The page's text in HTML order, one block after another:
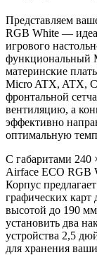
Представляем
RGB White —
игрового
функциональный
материнские
Micro ATX, ATX,
фронтальной
вентиляцию, а
эффективно
оптимальную
С габаритами 240
Airface ECO RGB
Корпус
графических
высотой до 190
установить два
устройства 2,5
для хранения